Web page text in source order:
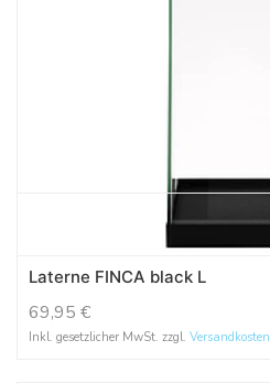
Laterne FINCA black L
69,95 €
Inkl. gesetzlicher MwSt. zzgl. Versandkosten